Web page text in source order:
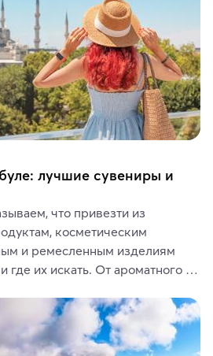
лучшие сувениры и
что привезти из
косметическим
и ремесленным изделиям
где их искать. От ароматного
кожи на турецких рынках и в
в подарок близким или себе на